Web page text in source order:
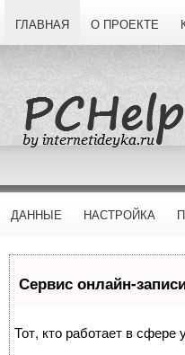
ГЛАВНАЯ О ПРОЕКТЕ
ДАННЫЕ НАСТРОЙКА
Сервис онлайн-
Тот, кто работает в сфере